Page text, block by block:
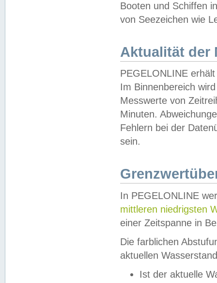
Booten und Schiffen
von Seezeichen wie
Aktualität der
PEGELONLINE
Im Binnenbereich
Messwerte von
Minuten.
Fehlern bei der
sein.
In PEGELONLINE
mittleren niedrigsten
einer Zeitspanne in
Die farblichen
aktuellen
Ist der aktuelle